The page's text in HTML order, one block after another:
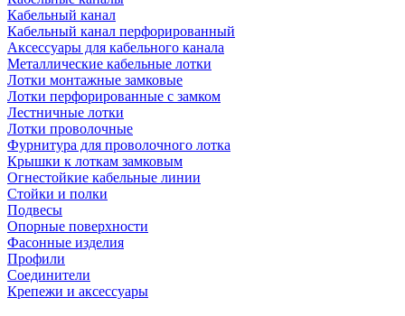
Кабельный канал
Кабельный канал перфорированный
Аксессуары для кабельного канала
Металлические кабельные лотки
Лотки монтажные замковые
Лотки перфорированные с замком
Лестничные лотки
Лотки проволочные
Фурнитура для проволочного лотка
Крышки к лоткам замковым
Огнестойкие кабельные линии
Стойки и полки
Подвесы
Опорные поверхности
Фасонные изделия
Профили
Соединители
Крепежи и аксессуары